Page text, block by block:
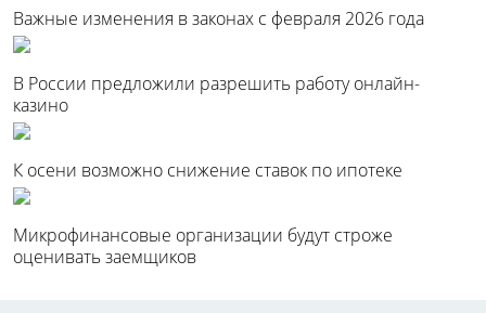
Важные изменения в законах с февраля 2026 года
В России предложили разрешить работу онлайн-
казино
К осени возможно снижение ставок по ипотеке
Микрофинансовые организации будут строже
оценивать заемщиков